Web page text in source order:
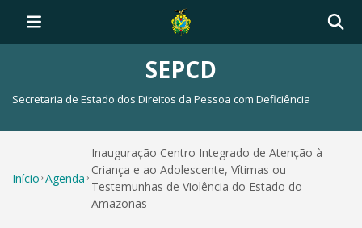
SEPCD
Secretaria de Estado dos Direitos da Pessoa com Deficiência
Início Agenda
Inauguração Centro Integrado de Atenção à
Criança e ao Adolescente, Vítimas ou
Testemunhas de Violência do Estado do
Amazonas